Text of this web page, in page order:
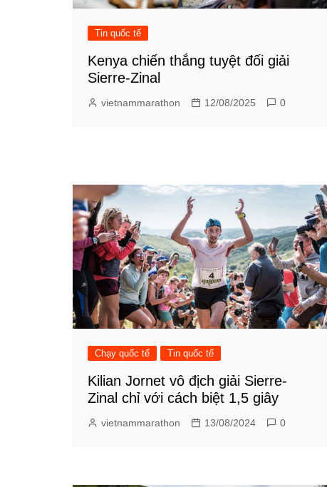
Tin quốc tế
Kenya chiến thắng tuyệt đối giải
Sierre-Zinal
vietnammarathon 12/08/2025 0
Chạy quốc tế Tin quốc tế
Kilian Jornet vô địch giải Sierre-
Zinal chỉ với cách biệt 1,5 giây
vietnammarathon 13/08/2024 0